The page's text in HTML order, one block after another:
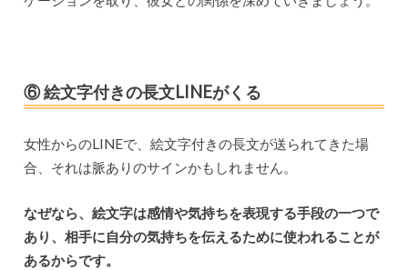
⑥ 絵文字付きの長文LINEがくる
女性からのLINEで、絵文字付きの長文が送られてきた場
合、それは脈ありのサインかもしれません。
なぜなら、絵文字は感情や気持ちを表現する手段の一つで
あり、相手に自分の気持ちを伝えるために使われることが
あるからです。